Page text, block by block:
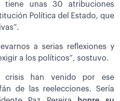
tiene unas 30 atribuciones
Política del Estado, que
a serias reflexiones y
a los políticos”, sostuvo.
crisis han venido por ese
de las reelecciones. Sería